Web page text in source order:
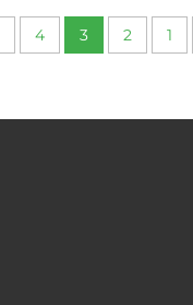
1
2
3
4